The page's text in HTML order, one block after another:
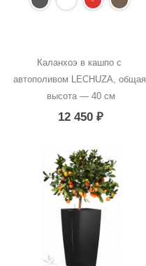
Каланхоэ в кашпо с
автополивом LECHUZA, общая
высота — 40 см
12 450₽